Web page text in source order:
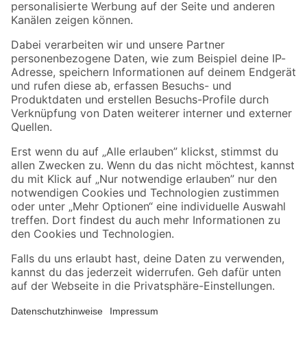
Folge uns
Zahlungsarten Versandarten
Sicher einkaufen
Jetzt die toom-App herunterladen
Alle Preisangaben in EUR inkl. gesetzl. MwSt.. Die dargestellten Angebote sind unter
Umständen nicht in allen Märkten verfügbar. Die angegebenen Verfügbarkeiten beziehen
Produkte nur solange der Vorrat reicht.
*Paketversand ab 59 € versandkostenfrei, gilt nicht für Artikel mit Speditionsversand, hier